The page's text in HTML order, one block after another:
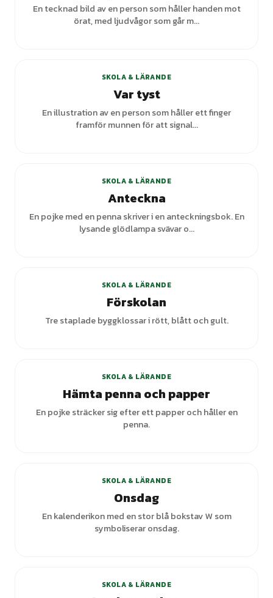
En tecknad bild av en person som håller handen mot
örat, med ljudvågor som går m...
SKOLA & LÄRANDE
Var tyst
En illustration av en person som håller ett finger
framför munnen för att signal...
SKOLA & LÄRANDE
Anteckna
En pojke med en penna skriver i en anteckningsbok. En
lysande glödlampa svävar o...
SKOLA & LÄRANDE
Förskolan
Tre staplade byggklossar i rött, blått och gult.
SKOLA & LÄRANDE
Hämta penna och papper
En pojke sträcker sig efter ett papper och håller en
penna.
SKOLA & LÄRANDE
Onsdag
En kalenderikon med en stor blå bokstav W som
symboliserar onsdag.
SKOLA & LÄRANDE